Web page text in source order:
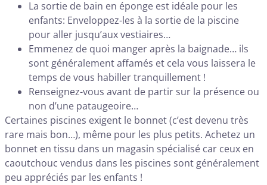
La sortie de bain en éponge est idéale pour les
enfants: Enveloppez-les à la sortie de la piscine
pour aller jusqu’aux vestiaires…
Emmenez de quoi manger après la baignade… ils
sont généralement affamés et cela vous laissera le
temps de vous habiller tranquillement !
Renseignez-vous avant de partir sur la présence ou
non d’une pataugeoire…
Certaines piscines exigent le bonnet (c’est devenu très
rare mais bon…), même pour les plus petits. Achetez un
bonnet en tissu dans un magasin spécialisé car ceux en
caoutchouc vendus dans les piscines sont généralement
peu appréciés par les enfants !